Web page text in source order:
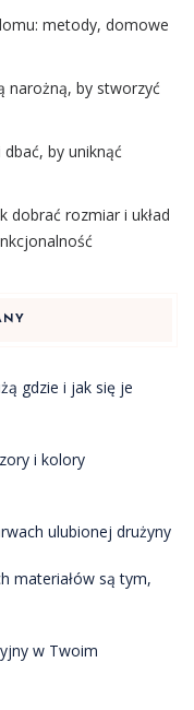
metody, domowe
narożną, by stworzyć
by uniknąć
dobrać rozmiar i układ
gdzie i jak się je
i kolory
ulubionej drużyny
materiałów są tym,
w Twoim